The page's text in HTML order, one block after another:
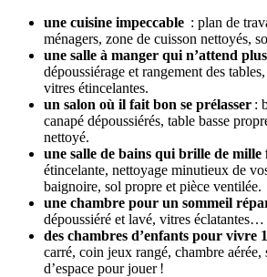
une cuisine impeccable : plan de
ménagers, zone de cuisson nettoyés,
une salle à manger qui n’attend
dépoussiérage et rangement des
vitres étincelantes.
un salon où il fait bon se prélasser :
canapé dépoussiérés, table basse
nettoyé.
une salle de bains qui brille de mille
étincelante, nettoyage minutieux de
baignoire, sol propre et pièce ventilée.
une chambre pour un sommeil
dépoussiéré et lavé, vitres éclatantes…
des chambres d’enfants pour vivre
carré, coin jeux rangé, chambre
d’espace pour jouer !